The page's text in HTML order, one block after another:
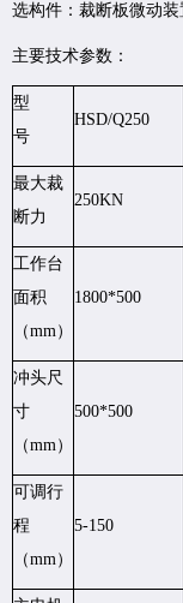
选构件：裁断板微动装
主要技术参数：
型
号
HSD/Q250
最大裁
断力
250KN
工作台
面积
（mm）
1800*500
冲头尺
寸
（mm）
500*500
可调行
程
（mm）
5-150